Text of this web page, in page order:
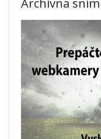
Archívna